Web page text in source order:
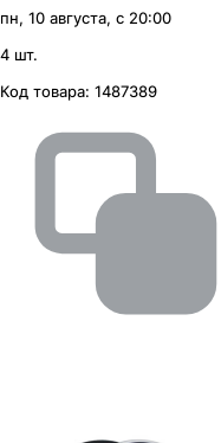
пн, 10 августа, с 20:00
4 шт.
Код товара: 1487389